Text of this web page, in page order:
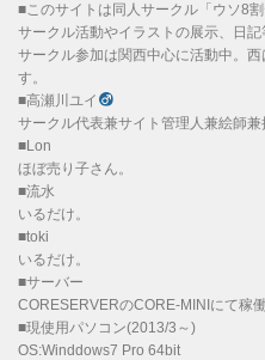
■このサイトは同人サークル「ウソ8
サークル活動やイラストの展示、日記
サークル参加は関西中心に活動中。
す。
■高瀬川ユイ
サークル代表兼サイト管理人兼絵師兼
■Lon
ほぼ売り子さん。
■流水
いるだけ。
■toki
いるだけ。
■サーバー
CORESERVERのCORE-MINIにて稼
■現使用パソコン(2013/3～)
OS:Winddows7 Pro 64bit